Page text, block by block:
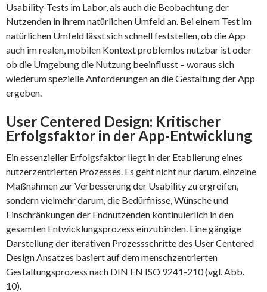
Usability-Tests im Labor, als auch die Beobachtung der
Nutzenden in ihrem natürlichen Umfeld an. Bei einem Test im
natürlichen Umfeld lässt sich schnell feststellen, ob die App
auch im realen, mobilen Kontext problemlos nutzbar ist oder
ob die Umgebung die Nutzung beeinflusst – woraus sich
wiederum spezielle Anforderungen an die Gestaltung der App
ergeben.
User Centered Design: Kritischer
Erfolgsfaktor in der App-Entwicklung
Ein essenzieller Erfolgsfaktor liegt in der Etablierung eines
nutzerzentrierten Prozesses. Es geht nicht nur darum, einzelne
Maßnahmen zur Verbesserung der Usability zu ergreifen,
sondern vielmehr darum, die Bedürfnisse, Wünsche und
Einschränkungen der Endnutzenden kontinuierlich in den
gesamten Entwicklungsprozess einzubinden. Eine gängige
Darstellung der iterativen Prozessschritte des User Centered
Design Ansatzes basiert auf dem menschzentrierten
Gestaltungsprozess nach DIN EN ISO 9241-210 (vgl. Abb.
10).